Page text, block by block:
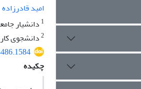
امید قادرزاده
1 دانشیار
2دانشجوی
چکیده